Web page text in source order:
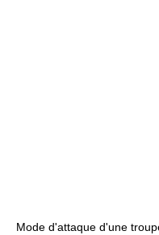
Mode d'attaque d'une